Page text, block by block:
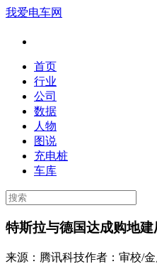
我爱电车网
首页
行业
公司
数据
人物
图说
充电桩
车库
特斯拉与德国达成购地
来源： 腾讯科技作者： 审校/